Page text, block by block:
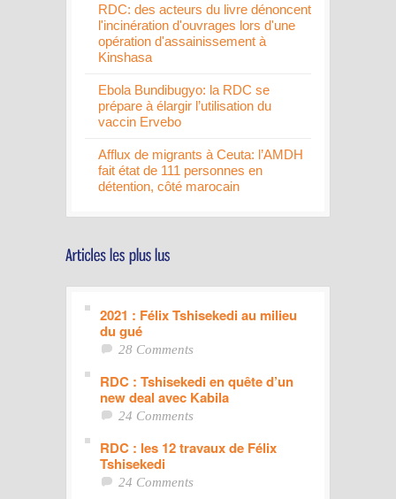
RDC: des acteurs du livre dénoncent
l'incinération d'ouvrages lors d'une
opération d'assainissement à
Kinshasa
Ebola Bundibugyo: la RDC se
prépare à élargir l’utilisation du
vaccin Ervebo
Afflux de migrants à Ceuta: l’AMDH
fait état de 111 personnes en
détention, côté marocain
2021 : Félix Tshisekedi au milieu
du gué
28 Comments
RDC : Tshisekedi en quête d’un
new deal avec Kabila
24 Comments
RDC : les 12 travaux de Félix
Tshisekedi
24 Comments